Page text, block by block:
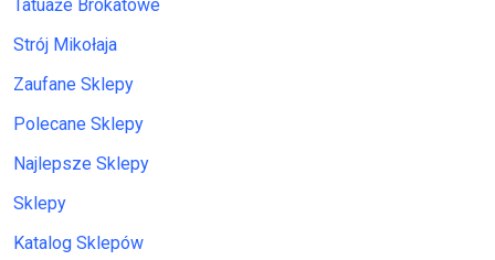
Tatuaże Brokatowe
Strój Mikołaja
Zaufane Sklepy
Polecane Sklepy
Najlepsze Sklepy
Sklepy
Katalog Sklepów